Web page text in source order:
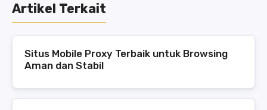
Artikel Terkait
Situs Mobile Proxy Terbaik untuk Browsing
Aman dan Stabil